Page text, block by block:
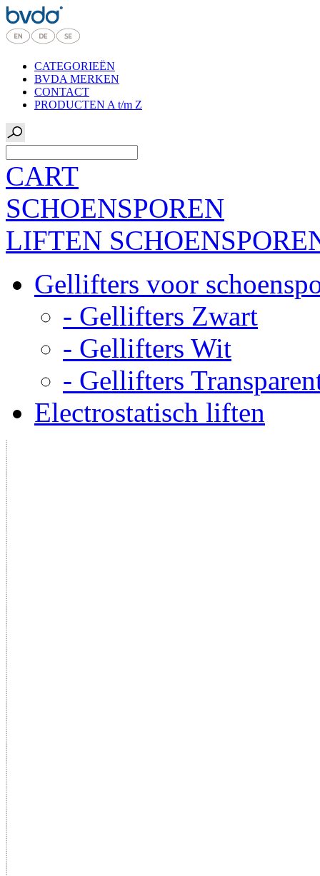
CATEGORIEËN
BVDA MERKEN
CONTACT
PRODUCTEN A t/m Z
CART
SCHOENSPOREN
LIFTEN
Gellifters voor
- Gellifters Zwart
- Gellifters Wit
- Gellifters
Electrostatisch liften